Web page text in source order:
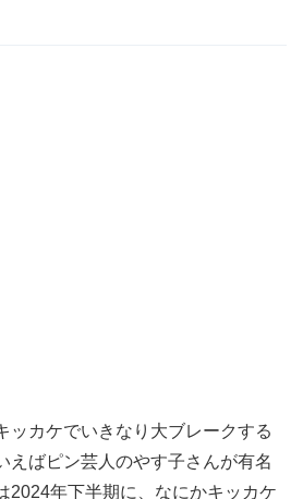
ッカケでいきなり大ブレークする
えばピン芸人のやす子さんが有名
2024年下半期に、なにかキッカケ